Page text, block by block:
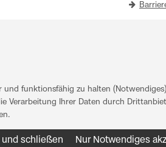
funktionsfähig zu halten
Verarbeitung Ihrer Daten durch
.
und schließen Nur Notwendiges